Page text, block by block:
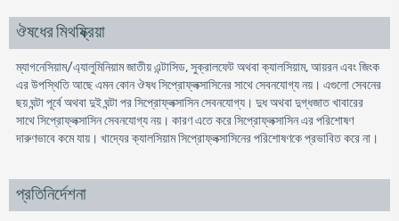
ঔষধের মিথষ্ক্রিয়া
ম্যাগনেসিয়াম/এ্যালুমিনিয়াম জাতীয় এন্টাসিড, সুক্রালফেট অথবা ক্যালসিয়াম, আয়রন এবং জিংক
এর উপস্থিতি আছে এমন কোন ঔষধ সিপ্রোফ্লক্সাসিনের সাথে সেবনযোগ্য নয়। এগুলো সেবনের
ছয় ঘন্টা পূর্বে অথবা দুই ঘন্টা পর সিপ্রোফ্লক্সাসিন সেবনযোগ্য। দুধ অথবা দুগ্ধজাত খাবারের
সাথে সিপ্রোফ্লক্সাসিন সেবনযোগ্য নয়। কারণ এতে করে সিপ্রোফ্লক্সাসিন এর পরিশোষণ
দারুণভাবে কমে যায়। খাদ্যের ক্যালসিয়াম সিপ্রোফ্লক্সাসিনের পরিশোষণকে প্রভাবিত করে না।
প্রতিনির্দেশনা